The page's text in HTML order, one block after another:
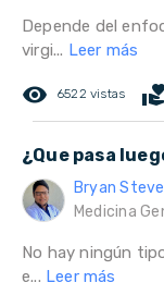
Depende del
virgi... Leer más
remove_red_eye 6522 vistas volunteer_activism
¿Que pasa
Bryan
Medicina
No hay ningún
e... Leer más